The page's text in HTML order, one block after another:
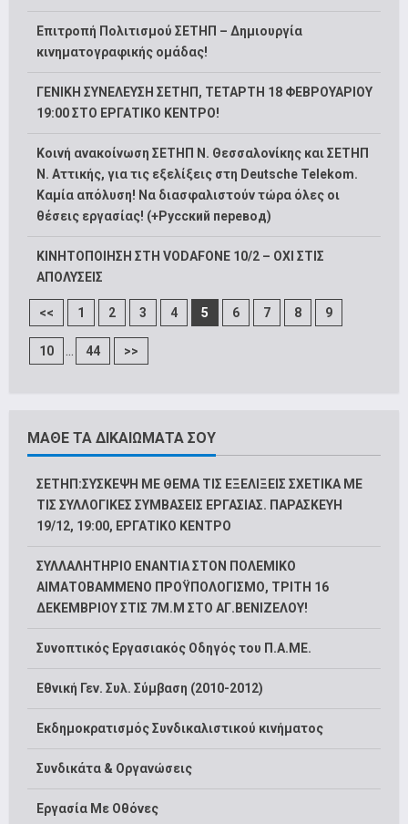
Επιτροπή Πολιτισμού ΣΕΤΗΠ – Δημιουργία
κινηματογραφικής ομάδας!
ΓΕΝΙΚΗ ΣΥΝΕΛΕΥΣΗ ΣΕΤΗΠ, ΤΕΤΑΡΤΗ 18 ΦΕΒΡΟΥΑΡΙΟΥ
19:00 ΣΤΟ ΕΡΓΑΤΙΚΟ ΚΕΝΤΡΟ!
Κοινή ανακοίνωση ΣΕΤΗΠ Ν. Θεσσαλονίκης και ΣΕΤΗΠ
N. Αττικής, για τις εξελίξεις στη Deutsche Telekom.
Καμία απόλυση! Να διασφαλιστούν τώρα όλες οι
θέσεις εργασίας! (+Русский перевод)
ΚΙΝΗΤΟΠΟΙΗΣΗ ΣΤΗ VODAFONE 10/2 – ΟΧΙ ΣΤΙΣ
ΑΠΟΛΥΣΕΙΣ
<< 1 2 3 4 5 6 7 8 9
10 ... 44 >>
ΜΑΘΕ ΤΑ ΔΙΚΑΙΩΜΑΤΑ ΣΟΥ
ΣΕΤΗΠ:ΣΥΣΚΕΨΗ ΜΕ ΘΕΜΑ ΤΙΣ ΕΞΕΛΙΞΕΙΣ ΣΧΕΤΙΚΑ ΜΕ
ΤΙΣ ΣΥΛΛΟΓΙΚΕΣ ΣΥΜΒΑΣΕΙΣ ΕΡΓΑΣΙΑΣ. ΠΑΡΑΣΚΕΥΗ
19/12, 19:00, ΕΡΓΑΤΙΚΟ ΚΕΝΤΡΟ
ΣΥΛΛΑΛΗΤΗΡΙΟ ΕΝΑΝΤΙΑ ΣΤΟΝ ΠΟΛΕΜΙΚΟ
ΑΙΜΑΤΟΒΑΜΜΕΝΟ ΠΡΟΫΠΟΛΟΓΙΣΜΟ, ΤΡΙΤΗ 16
ΔΕΚΕΜΒΡΙΟΥ ΣΤΙΣ 7Μ.Μ ΣΤΟ ΑΓ.ΒΕΝΙΖΕΛΟΥ!
Συνοπτικός Εργασιακός Οδηγός του Π.Α.ΜΕ.
Εθνική Γεν. Συλ. Σύμβαση (2010-2012)
Εκδημοκρατισμός Συνδικαλιστικού κινήματος
Συνδικάτα & Οργανώσεις
Εργασία Με Οθόνες